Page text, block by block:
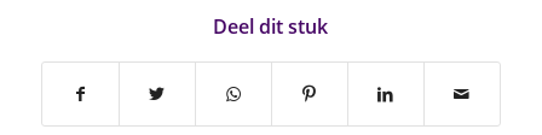
Deel dit stuk